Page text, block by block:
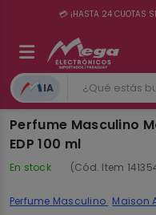
📦 Comprando por 300.000 o
💳 ¡HASTA 24
IA
Perfume Masculino
EDP 100 ml
En stock (Cód. Item
Perfume Masculino Maison